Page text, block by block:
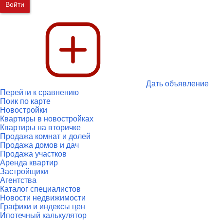
Войти
Дать объявление
Перейти к сравнению
Поик по карте
Новостройки
Квартиры в новостройках
Квартиры на вторичке
Продажа комнат и долей
Продажа домов и дач
Продажа участков
Аренда квартир
Застройщики
Агентства
Каталог специалистов
Новости недвижимости
Графики и индексы цен
Ипотечный калькулятор